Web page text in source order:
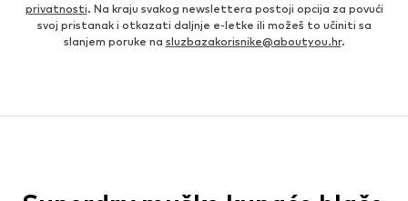
privatnosti. Na kraju svakog newslettera postoji opcija za povući
svoj pristanak i otkazati daljnje e-letke ili možeš to učiniti sa
slanjem poruke na sluzbazakorisnike@aboutyou.hr.